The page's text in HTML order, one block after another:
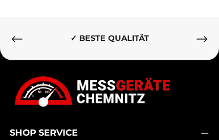
✓ BESTE QUALITÄT
SHOP SERVICE